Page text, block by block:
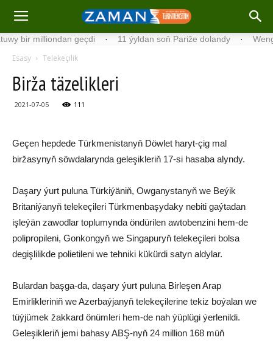
milliondan geçdi · 11 ýyldan soň Pariže dolandy ·
Esasy Telekeçilik
Birža täzelikleri
2021-07-05 111
Geçen hepdede Türkmenistanyň Döwlet haryt-çig mal
biržasynyň söwdalarynda geleşikleriň 17-si hasaba alyndy.
Daşary ýurt puluna Türkiýäniň, Owganystanyň we Beýik
Britaniýanyň telekeçileri Türkmenbaşydaky nebiti gaýtadan
işleýän zawodlar toplumynda öndürilen awtobenzini hem-de
polipropileni, Gonkongyň we Singapuryň telekeçileri bolsa
degişlilikde polietileni we tehniki kükürdi satyn aldylar.
Bulardan başga-da, daşary ýurt puluna Birleşen Arap
Emirlikleriniň we Azerbaýjanyň telekeçilerine tekiz boýalan we
tüýjümek žakkard önümleri hem-de nah ýüplügi ýerlenildi.
Geleşikleriň jemi bahasy ABŞ-nyň 24 million 168 müň